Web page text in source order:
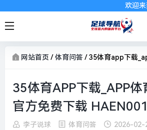
欢迎来
网站首页 /体育问答 /35体育app下载_app体育下载
35体育APP下载_APP
官方免费下载
李子说球 体育问答 2026-02-